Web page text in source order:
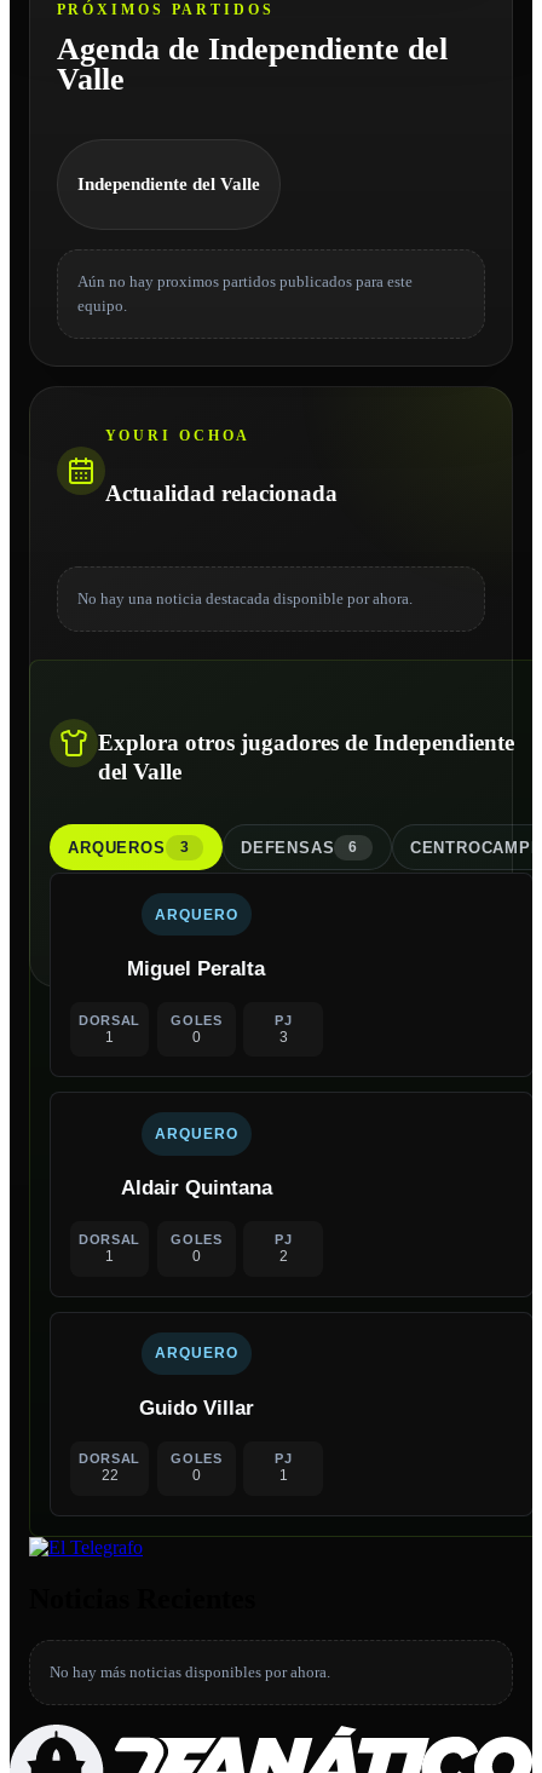
PRÓXIMOS PARTIDOS
Agenda de Independiente del
Valle
Independiente del Valle
Aún no hay proximos partidos publicados para este
equipo.
YOURI OCHOA
Actualidad relacionada
No hay una noticia destacada disponible por ahora.
Explora otros jugadores de Independiente
del Valle
ARQUEROS 3 DEFENSAS 6
ARQUERO
Miguel Peralta
DORSAL
1
GOLES
0
PJ
3
ARQUERO
Aldair Quintana
DORSAL
1
GOLES
0
PJ
2
ARQUERO
Guido Villar
DORSAL
22
GOLES
0
PJ
1
No hay más noticias disponibles por ahora.